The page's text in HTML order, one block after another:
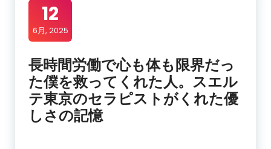
12
6月, 2025
長時間労働で心も体も限界だっ
た僕を救ってくれた人。スエル
テ東京のセラピストがくれた優
しさの記憶